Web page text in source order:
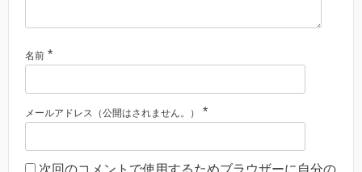
名前 *
メールアドレス（公開はされません。） *